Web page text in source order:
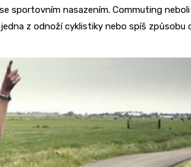
sportovním nasazením. Commuting
z odnoží cyklistiky nebo spíš způsobu